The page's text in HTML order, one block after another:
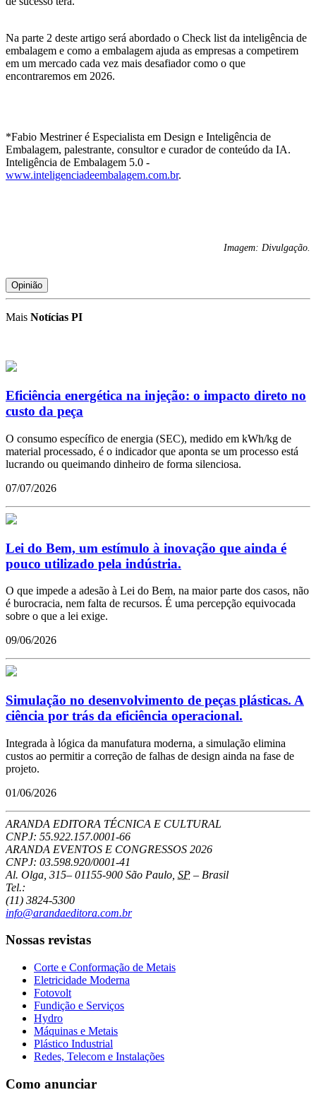
Na parte 2 deste artigo será abordado o Check list da inteligência de
embalagem e como a embalagem ajuda as empresas a competirem
em um mercado cada vez mais desafiador como o que
encontraremos em 2026.
*Fabio Mestriner é Especialista em Design e Inteligência de
Embalagem, palestrante, consultor e curador de conteúdo da IA.
Inteligência de Embalagem 5.0 -
www.inteligenciadeembalagem.com.br.
Imagem: Divulgação.
Opinião
Mais Notícias PI
Eficiência energética na injeção: o impacto direto no
custo da peça
O consumo específico de energia (SEC), medido em kWh/kg de
material processado, é o indicador que aponta se um processo está
lucrando ou queimando dinheiro de forma silenciosa.
07/07/2026
Lei do Bem, um estímulo à inovação que ainda é
pouco utilizado pela indústria.
O que impede a adesão à Lei do Bem, na maior parte dos casos, não
é burocracia, nem falta de recursos. É uma percepção equivocada
sobre o que a lei exige.
09/06/2026
Simulação no desenvolvimento de peças plásticas. A
ciência por trás da eficiência operacional.
Integrada à lógica da manufatura moderna, a simulação elimina
custos ao permitir a correção de falhas de design ainda na fase de
projeto.
01/06/2026
ARANDA EDITORA TÉCNICA E CULTURAL
CNPJ: 55.922.157.0001-66
ARANDA EVENTOS E CONGRESSOS 2026
CNPJ: 03.598.920/0001-41
Al. Olga, 315– 01155-900 São Paulo SP – Brasil
Tel.:
(11) 3824-5300
info@arandaeditora.com.br
Nossas revistas
Corte e Conformação de Metais
Eletricidade Moderna
Fotovolt
Fundição e Serviços
Hydro
Máquinas e Metais
Plástico Industrial
Redes, Telecom e Instalações
Como anunciar